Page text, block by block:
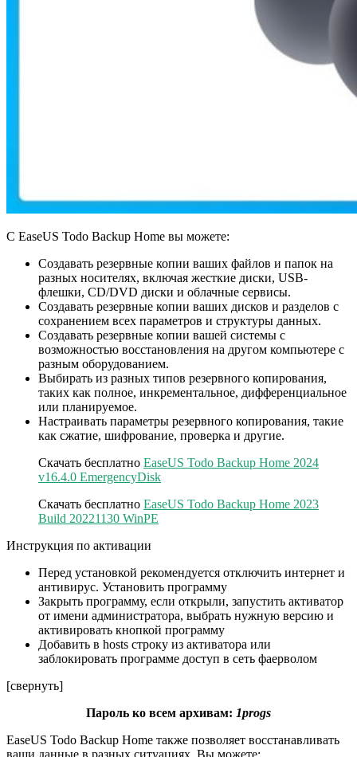
С EaseUS Todo Backup Home вы можете:
Создавать резервные копии ваших файлов и папок на
разных носителях, включая жесткие диски, USB-
флешки, CD/DVD диски и облачные сервисы.
Создавать резервные копии ваших дисков и разделов с
сохранением всех параметров и структуры данных.
Создавать резервные копии вашей системы с
возможностью восстановления на другом компьютере с
разным оборудованием.
Выбирать из разных типов резервного копирования,
таких как полное, инкрементальное, дифференциальное
или планируемое.
Настраивать параметры резервного копирования, такие
как сжатие, шифрование, проверка и другие.
Скачать бесплатно EaseUS Todo Backup Home 2024
v16.4.0 EmergencyDisk
Скачать бесплатно EaseUS Todo Backup Home 2023
Build 20221130 WinPE
Инструкция по активации
Перед установкой рекомендуется отключить интернет и
антивирус. Установить программу
Закрыть программу, если открыли, запустить активатор
от имени администратора, выбрать нужную версию и
активировать кнопкой программу
Добавить в hosts строку из активатора или
заблокировать программе доступ в сеть фаерволом
[свернуть]
Пароль ко всем архивам: 1progs
EaseUS Todo Backup Home также позволяет восстанавливать